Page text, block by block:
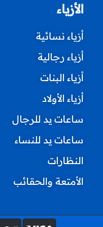
الأزياء
أزياء نسائية
أزياء رجالية
أزياء البنات
أزياء الأولاد
ساعات يد للرجال
ساعات يد للنساء
النظارات
الأمتعة والحقائب